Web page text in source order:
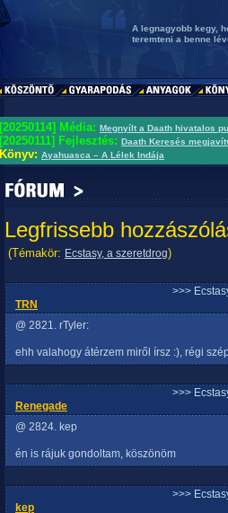
A legnagyobb kegy,
teremteni a benne
[20250114] Média: Megnyílt a Daath hivatalos
[20250111] Fejlesztés: Daath Keresés
Könyv: Ayahuasca – A Lélek Indája
Legfrissebb
(Témakör: Ecstasy, a szeretdrog)
>>>
TRN
@ 2821. rTyler:
ehh valahogy átérzem miről írsz :), régi
>>>
Renegade
@ 2824. kep
én is rájuk gondoltam, köszönöm
>>>
kep